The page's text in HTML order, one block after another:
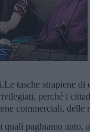
tasche strapiene
perché i
commerciali,
paghiamo auto,